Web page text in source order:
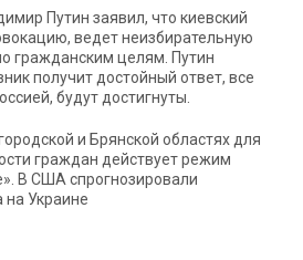
Путин заявил, что киевский
ведет неизбирательную
гражданским целям. Путин
получит достойный ответ, все
будут достигнуты.
и Брянской областях для
граждан действует режим
В США спрогнозировали
Украине